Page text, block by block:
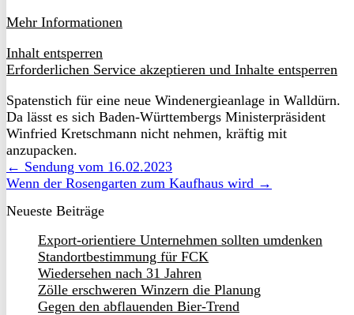
Mehr Informationen
Inhalt entsperren
Erforderlichen Service akzeptieren und Inhalte entsperren
Spatenstich für eine neue Windenergieanlage in Walldürn.
Da lässt es sich Baden-Württembergs Ministerpräsident
Winfried Kretschmann nicht nehmen, kräftig mit
anzupacken.
← Sendung vom 16.02.2023
Wenn der Rosengarten zum Kaufhaus wird →
Neueste Beiträge
Export-orientiere Unternehmen sollten umdenken
Standortbestimmung für FCK
Wiedersehen nach 31 Jahren
Zölle erschweren Winzern die Planung
Gegen den abflauenden Bier-Trend